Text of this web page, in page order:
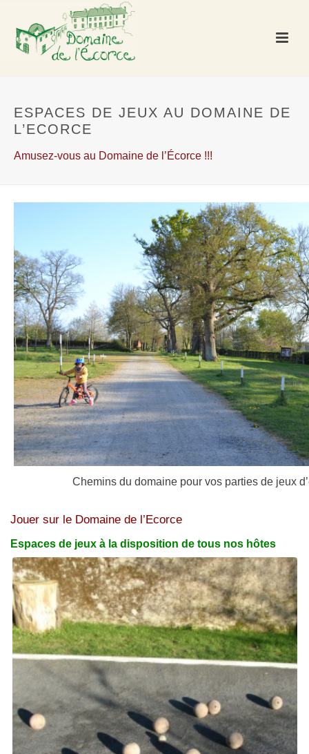
ESPACES DE JEUX AU DOMAINE DE
L’ECORCE
Amusez-vous au Domaine de l’Écorce !!!
Chemins du domaine pour vos parties de jeux
Jouer sur le Domaine de l’Ecorce
Espaces de jeux à la disposition de tous nos hôtes